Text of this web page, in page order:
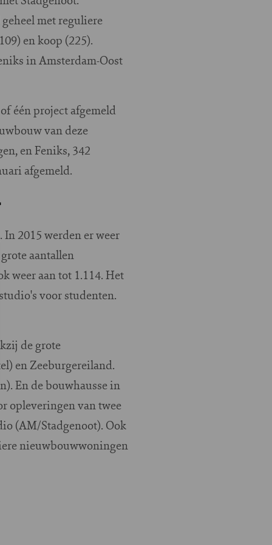
met reguliere
en koop (225).
in Amsterdam-Oost
één project afgemeld
van deze
en Feniks, 342
afgemeld.
2015 werden er weer
aantallen
weer aan tot 1.114. Het
voor studenten.
de grote
en Zeeburgereiland.
En de bouwhausse in
opleveringen van twee
(AM/Stadgenoot). Ook
nieuwbouwwoningen